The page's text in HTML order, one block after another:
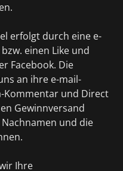
erfolgt durch eine e-
einen Like und
Facebook. Die
an ihre e-mail-
Kommentar und Direct
Gewinnversand
und die
Ihre